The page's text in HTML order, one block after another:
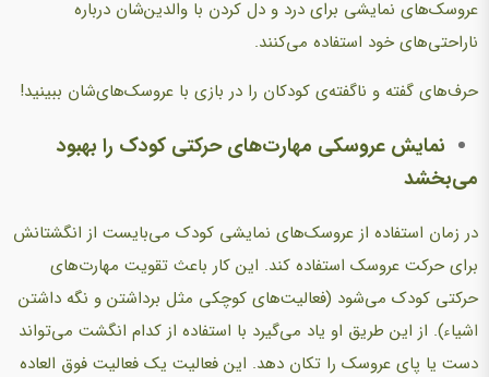
عروسک‌های نمایشی برای درد و دل کردن با والدین‌شان درباره
ناراحتی‌های‌ خود استفاده می‌کنند.
حرف‌های گفته و ناگفته‌ی کودکان را در بازی با عروسک‌های‌شان ببینید!
نمایش عروسکی مهارت‌های حرکتی کودک را بهبود
می‌بخشد
در زمان استفاده از عروسک‌های نمایشی کودک می‌بایست از انگشتانش
برای حرکت عروسک استفاده کند. این کار باعث تقویت مهارت‌های
حرکتی کودک می‌شود (فعالیت‌های کوچکی مثل برداشتن و نگه داشتن
اشیاء). از این طریق او یاد می‌گیرد با استفاده از کدام انگشت می‌تواند
دست یا پای عروسک را تکان دهد. این فعالیت یک فعالیت فوق العاده